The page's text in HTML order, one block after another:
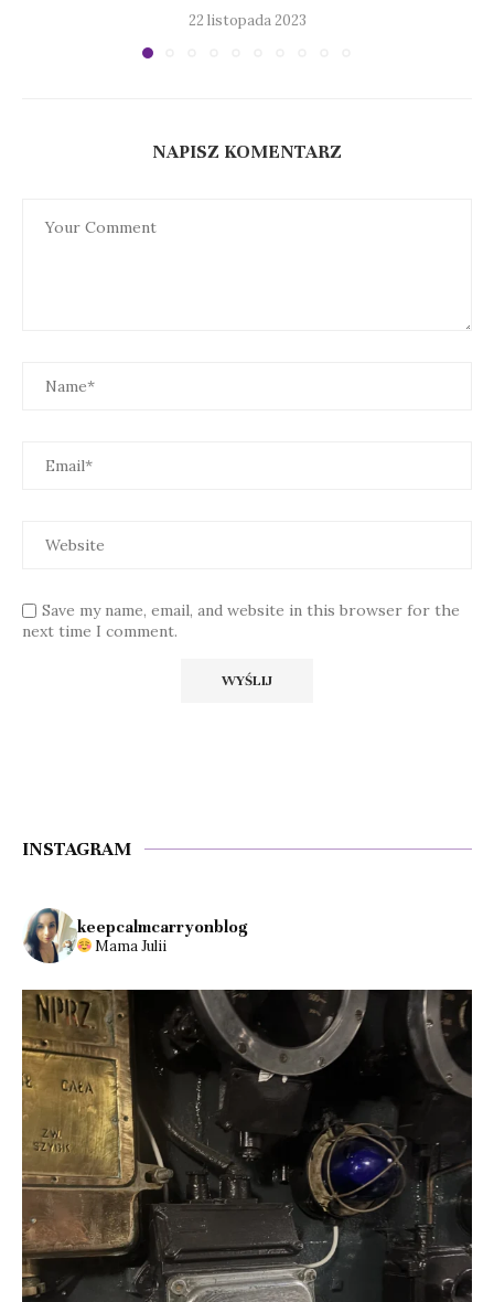
22 listopada 2023
NAPISZ KOMENTARZ
Save my name, email, and website in this browser for the
next time I comment.
INSTAGRAM
keepcalmcarryonblog
Mama Julii